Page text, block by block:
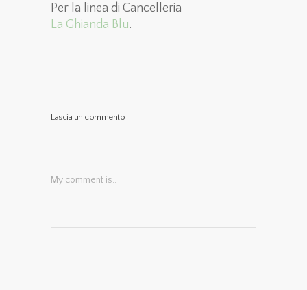
Per la linea di Cancelleria
La Ghianda Blu.
Lascia un commento
My comment is..